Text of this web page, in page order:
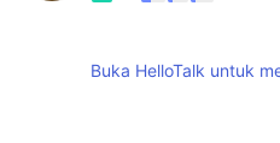
Buka HelloTalk untuk